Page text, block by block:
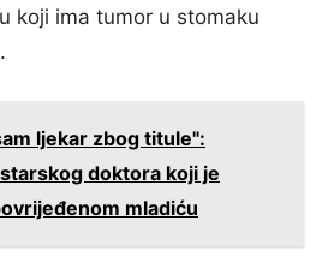
koji ima tumor u stomaku
ljekar zbog titule":
doktora koji je
mladiću